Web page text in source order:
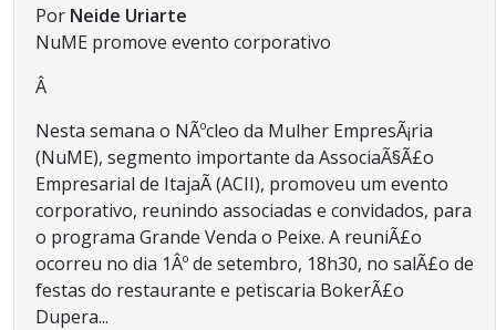
Por Neide Uriarte
NuME promove evento corporativo
Â
Nesta semana o NÃºcleo da Mulher EmpresÃ¡ria
(NuME), segmento importante da AssociaÃ§Ã£o
Empresarial de ItajaÃ­ (ACII), promoveu um evento
corporativo, reunindo associadas e convidados, para
o programa Grande Venda o Peixe. A reuniÃ£o
ocorreu no dia 1Âº de setembro, 18h30, no salÃ£o de
festas do restaurante e petiscaria BokerÃ£o
Dupera...